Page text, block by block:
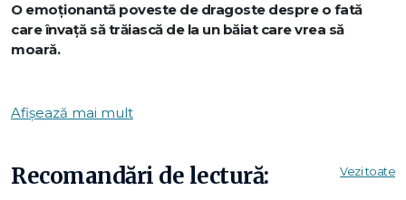
O emoţionantă poveste de dragoste despre o fată
care învaţă să trăiască de la un băiat care vrea să
moară.
neîncetat la tot felul de modalităţi în care şi-ar putea pune
până la absolvire.
Cand Finch ar putea evada atât din micul ei oraş din Indiana,
Afișează mai mult
Recomandări de lectură: Vezi toate